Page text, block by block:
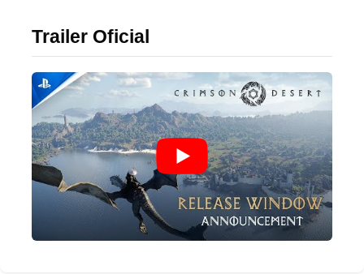
disputando um poder sem precedentes.
batalhas emocionantes enquanto viaja por um incrível mundo
aberto repleto de maravilhas e mistérios.
Kliff e os Greymanes
“Esta é a nossa missão.”
Junte-se a Kliff, capitão dos Greymanes, e seus camaradas
em uma jornada implacável para defender Pywel e cumprir
sua missão.
Em seu caminho perigoso, estarão tanto aliados confiáveis ​​
Trailer Oficial